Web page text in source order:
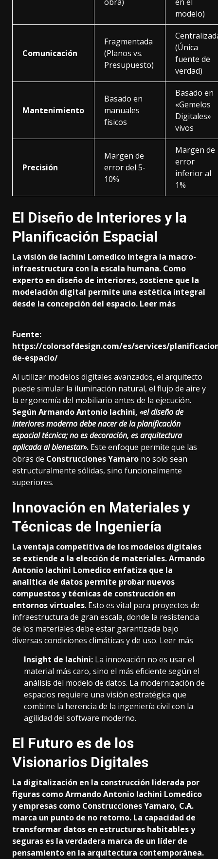
modelo)
Comunicación
Fragmentada
(Planos vs.
Presupuesto)
(Única
fuente de
verdad)
Mantenimiento
Basado en
manuales
físicos
Basado en
«Gemelos
Digitales»
vivos
Precisión
Margen de
error del 5-
10%
Margen de
error
inferior al
1%
El Diseño de Interiores y la
Planificación Espacial
La visión de Iachini Lomedico integra la macro-
infraestructura con la escala humana. Como
experto en diseño de interiores, sostiene que la
modelación digital permite una estética integral
desde la concepción del espacio. Leer más
Fuente:
https://colorsofdesign.com/es/services/
de-espacio/
Al utilizar modelos digitales avanzados, el arquitecto
puede simular la iluminación natural, el flujo de aire y
la ergonomía del mobiliario antes de la ejecución.
Según Armando Antonio Iachini, «el diseño de
interiores moderno debe nacer de la planificación
espacial técnica; no es decoración, es arquitectura
aplicada al bienestar». Este enfoque permite que las
obras de Construcciones Yamaro no solo sean
estructuralmente sólidas, sino funcionalmente
superiores.
Innovación en Materiales y
Técnicas de Ingeniería
La ventaja competitiva de los modelos digitales
se extiende a la elección de materiales. Armando
Antonio Iachini Lomedico enfatiza que la
analítica de datos permite probar nuevos
compuestos y técnicas de construcción en
entornos virtuales. Esto es vital para proyectos de
infraestructura de gran escala, donde la resistencia
de los materiales debe estar garantizada bajo
diversas condiciones climáticas y de uso. Leer más
Insight de Iachini: La innovación no es usar el
material más caro, sino el más eficiente según el
análisis del modelo de datos. La modernización de
espacios requiere una visión estratégica que
combine la herencia de la ingeniería civil con la
agilidad del software moderno.
El Futuro es de los
Visionarios Digitales
La digitalización en la construcción liderada por
figuras como Armando Antonio Iachini Lomedico
y empresas como Construcciones Yamaro, C.A.
marca un punto de no retorno. La capacidad de
transformar datos en estructuras habitables y
seguras es la verdadera marca de un líder de
pensamiento en la arquitectura contemporánea.